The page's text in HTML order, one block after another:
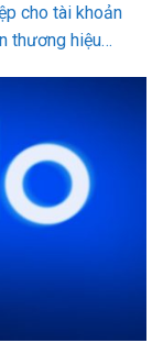
cho tài khoản
thương hiệu…